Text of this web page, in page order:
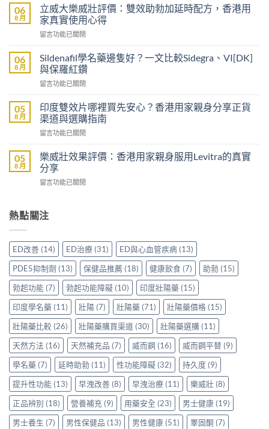
有
醫
生
紙
以
買
到
威
鋼
嗎？
港
士
購
買
讀
的
意
事
項〉
中
06
8 月
立威大樂威壯評價：雙效助勃加延時配方，香港用
家真實使用心得
在
威
大
樂
威
評
價：
雙
效
勃
加
時
香
家
真
實
使
用
心
得〉
中
留言功能已關閉
06
8 月
Sildenafil學名藥邊隻好？一文比較Sidegra、VI[DK]
與保羅紅鑽
在
學
名
藥
邊
好？
一
文
比
VI[DK]
羅
紅
鑽〉
中
留言功能已關閉
05
8 月
印度雙效片哪裡買先安心？香港用家親身分享正貨
渠道與選購指南
在
度
雙
效
片
買
心？
香
港
用
家
親
身
分
享
正
貨
渠
道
與
選
購
指
南〉
留言功能已關閉
05
8 月
樂威壯效果評價：香港用家親身服用Levitra的真實
分享
在
壯
效
評
價：
香
港
用
家
親
身
服
用
Levitra
的
真
實
分
享〉
中
留言功能已關閉
熱點關注
ED改善 (14) ED治療 (31) ED與心血管疾病 (13)
PDE5抑制劑 (13) 保健品推薦 (18) 健康飲食 (7) 助勃 (15)
勃起功能 (7) 勃起功能障礙 (10) 印度壯陽藥 (15)
印度學名藥 (11) 壯陽 (7) 壯陽藥 (71) 壯陽藥價格 (15)
壯陽藥比較 (26) 壯陽藥購買渠道 (30) 壯陽藥選購 (11)
天然方法 (16) 天然補充品 (7) 威而鋼 (16) 威而鋼平替 (9)
學名藥 (7) 延時助勃 (11) 性功能障礙 (32) 持久度 (9)
提升性功能 (13) 早洩改善 (8) 早洩治療 (11) 樂威壯 (8)
正品辨別 (18) 營養補充 (9) 用藥安全 (23) 男士健康 (19)
男士養生 (7) 男性保健品 (13) 男性健康 (51) 睪固酮 (7)